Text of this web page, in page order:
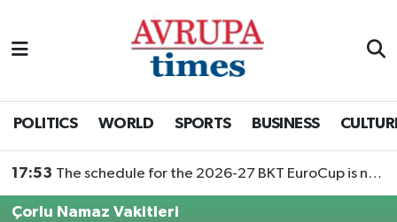
POLITICS WORLD SPORTS BUSINESS
17:53 The schedule for the 2026-27 BKT EuroCup is now public
Çorlu Namaz Vakitleri
Nöbetçi Eczaneler